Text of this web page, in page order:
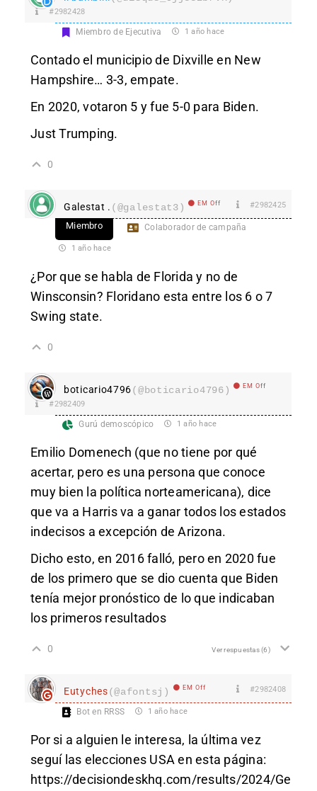
#2982428
Miembro de Ejecutiva 1 año hace
Contado el municipio de Dixville en New
Hampshire… 3-3, empate.
En 2020, votaron 5 y fue 5-0 para Biden.
Just Trumping.
0
Galestat . (@galestat3) EM Off #2982425
Miembro Colaborador de campaña
1 año hace
¿Por que se habla de Florida y no de
Winsconsin? Floridano esta entre los 6 o 7
Swing state.
0
boticario4796(@boticario4796) EM Off
#2982409
Gurú demoscópico 1 año hace
Emilio Domenech (que no tiene por qué
acertar, pero es una persona que conoce
muy bien la política norteamericana), dice
que va a Harris va a ganar todos los estados
indecisos a excepción de Arizona.
Dicho esto, en 2016 falló, pero en 2020 fue
de los primero que se dio cuenta que Biden
tenía mejor pronóstico de lo que indicaban
los primeros resultados
0 Ver respuestas(6)
Eutyches(@afontsj) EM Off #2982408
Bot en RRSS 1 año hace
Por si a alguien le interesa, la última vez
seguí las elecciones USA en esta página:
https://decisiondeskhq.com/results/2024/Ge